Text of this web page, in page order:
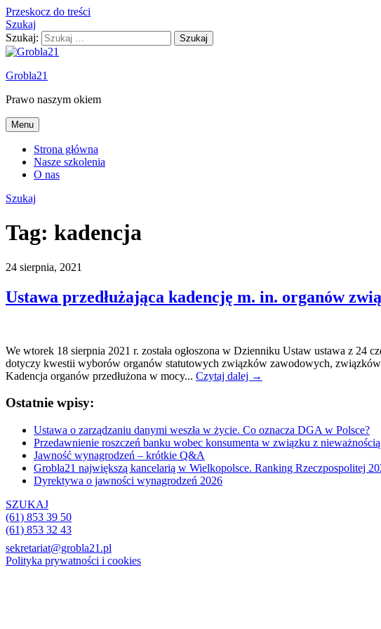
Przeskocz do treści
Szukaj
Szukaj:
Grobla21
Prawo naszym okiem
Menu
Strona główna
Nasze szkolenia
O nas
Szukaj
Tag: kadencja
24 sierpnia, 2021
Ustawa przedłużająca kadencję m. in. organów
We wtorek 18 sierpnia 2021 r. została ogłoszona w Dzienniku Ustaw ustawa z 24
dotyczy kwestii wyborów organów statutowych związków zawodowych,
Kadencja organów przedłużona w mocy... Czytaj dalej →
Ostatnie wpisy:
Ustawa o zarządzaniu danymi weszła w życie. Co oznacza DGA w Polsce?
Przedawnienie roszczeń banku wobec konsumenta w związku z
Jawność wynagrodzeń – krótkie Q&A
Grobla21 największą kancelarią w Wielkopolsce. Ranking Rzeczpospolitej
Dyrektywa o jawności wynagrodzeń 2026
SZUKAJ
(61) 853 39 50
(61) 853 32 43
sekretariat@grobla21.pl
Polityka prywatności i cookies